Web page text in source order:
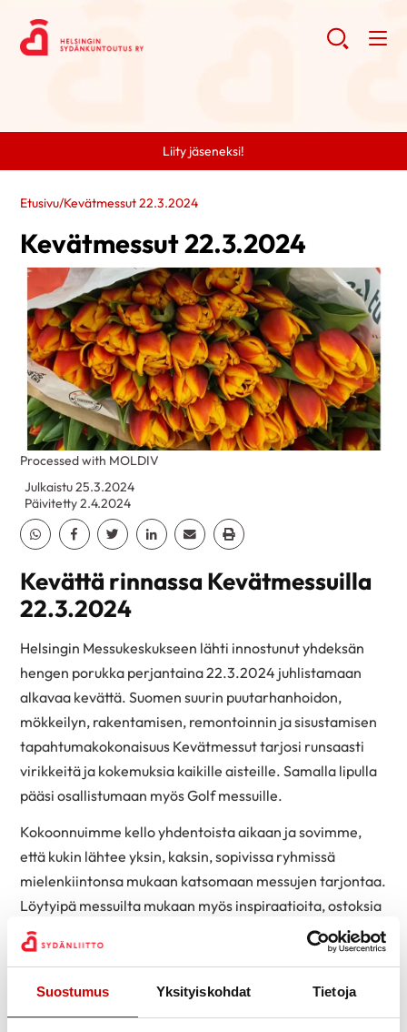
Suostumus Yksityiskohdat Tietoja
Liity jäseneksi!
Etusivu/Kevätmessut 22.3.2024
Kevätmessut 22.3.2024
Julkaistu 25.3.2024
Päivitetty 2.4.2024
Jaa Whatsapp
Jaa Facebook
Jaa TwitterJaa Linkedin
Jaa EmailJaa Print
Processed with MOLDIV
Kevättä rinnassa Kevätmessuilla
22.3.2024
Helsingin Messukeskukseen lähti innostunut yhdeksän
hengen porukka perjantaina 22.3.2024 juhlistamaan
alkavaa kevättä. Suomen suurin puutarhanhoidon,
mökkeilyn, rakentamisen, remontoinnin ja sisustamisen
tapahtumakokonaisuus Kevätmessut tarjosi runsaasti
virikkeitä ja kokemuksia kaikille aisteille. Samalla lipulla
pääsi osallistumaan myös Golf messuille.
Kokoonnuimme kello yhdentoista aikaan ja sovimme,
että kukin lähtee yksin, kaksin, sopivissa ryhmissä
mielenkiintonsa mukaan katsomaan messujen tarjontaa.
Löytyipä messuilta mukaan myös inspiraatioita, ostoksia
ja kauan haaveiltuja harvinaisuuksia esimerkiksi Viipurin
evakko pelargonian pistokas. Keskimäärin messuilijoille
lomassa nautittiin kahveista ja luomutuotteiden